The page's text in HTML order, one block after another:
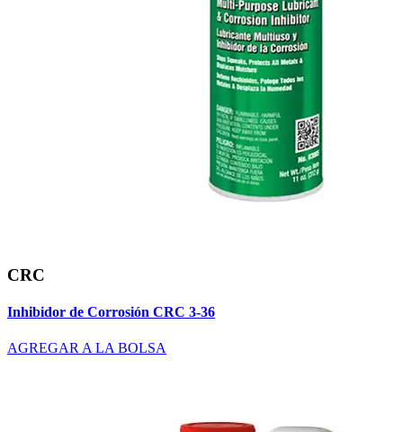
CRC
Inhibidor de Corrosión CRC 3-36
AGREGAR A LA BOLSA